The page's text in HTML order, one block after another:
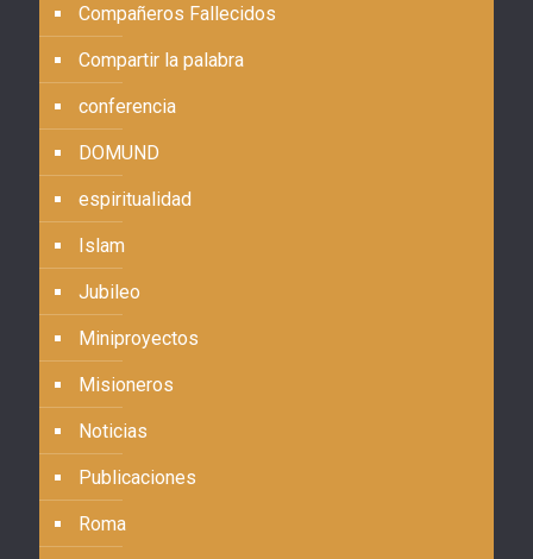
Compañeros Fallecidos
Compartir la palabra
conferencia
DOMUND
espiritualidad
Islam
Jubileo
Miniproyectos
Misioneros
Noticias
Publicaciones
Roma